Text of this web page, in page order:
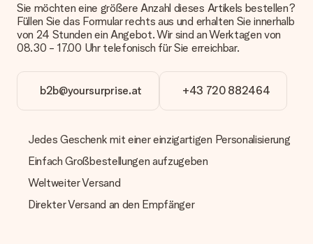
oder Päckchen geliefert wird, kontaktiere bitte unseren
Kundenservice.
Zahlung
Wie kann ich meine Bestellung bezahlen?
Wir bieten die folgenden Zahlungsoptionen an: Vorauskasse
mit normaler Überweisung, Sofortüberweisung, Paypal,
Kreditkarte oder auf Rechnung über Klarna. Bei einer
Geschenks jedoch um 3 Werktage.
Geschenk empfangen
Was, wenn das Geschenk meine Erwartungen nicht
erfüllt?
Sie möchten eine größere Anzahl dieses Artikels bestellen?
Füllen Sie das Formular rechts aus und erhalten Sie innerhalb
von 24 Stunden ein Angebot. Wir sind an Werktagen von
08.30 - 17.00 Uhr telefonisch für Sie erreichbar.
b2b@yoursurprise.at +43 720 882464
Jedes Geschenk mit einer einzigartigen Personalisierung
Einfach Großbestellungen aufzugeben
Weltweiter Versand
Direkter Versand an den Empfänger